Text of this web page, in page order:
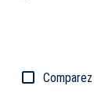
Comparez